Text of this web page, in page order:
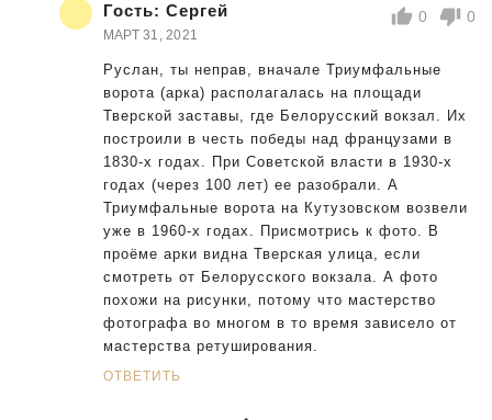
Гость: Сергей
МАРТ 31, 2021
Руслан, ты неправ, вначале Триумфальные
ворота (арка) располагалась на площади
Тверской заставы, где Белорусский вокзал. Их
построили в честь победы над французами в
1830-х годах. При Советской власти в 1930-х
годах (через 100 лет) ее разобрали. А
Триумфальные ворота на Кутузовском возвели
уже в 1960-х годах. Присмотрись к фото. В
проёме арки видна Тверская улица, если
смотреть от Белорусского вокзала. А фото
похожи на рисунки, потому что мастерство
фотографа во многом в то время зависело от
мастерства ретуширования.
0 0
ОТВЕТИТЬ